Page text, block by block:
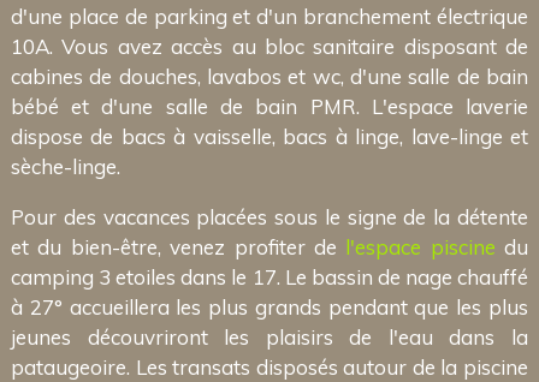
d'une place de parking et d'un branchement électrique
10A. Vous avez accès au bloc sanitaire disposant de
cabines de douches, lavabos et wc, d'une salle de bain
bébé et d'une salle de bain PMR. L'espace laverie
dispose de bacs à vaisselle, bacs à linge, lave-linge et
sèche-linge.
Pour des vacances placées sous le signe de la détente
et du bien-être, venez profiter de l'espace piscine du
camping 3 etoiles dans le 17. Le bassin de nage chauffé
à 27° accueillera les plus grands pendant que les plus
jeunes découvriront les plaisirs de l'eau dans la
pataugeoire. Les transats disposés autour de la piscine